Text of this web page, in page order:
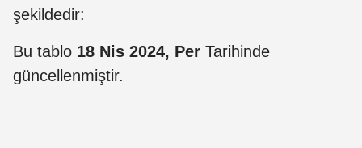
şekildedir:
Bu tablo 18 Nis 2024, Per Tarihinde
güncellenmiştir.